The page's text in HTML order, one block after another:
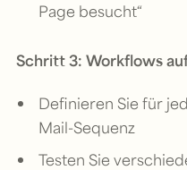
Page besucht“
Schritt 3: Workflows
Definieren Sie für
Mail-Sequenz
Testen Sie